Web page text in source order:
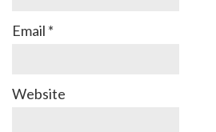
Email *
Website